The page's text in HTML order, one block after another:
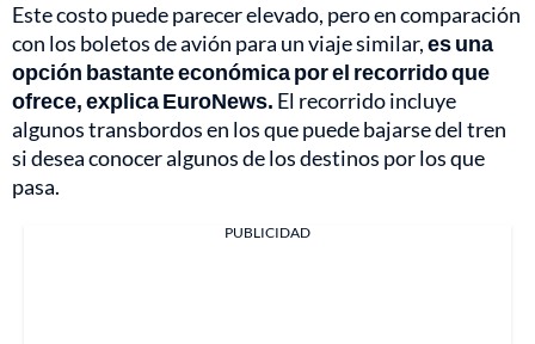
Este costo puede parecer elevado, pero en comparación
con los boletos de avión para un viaje similar,es una
opción bastante económica por el recorrido que
ofrece, explica EuroNews. El recorrido incluye
algunos transbordos en los que puede bajarse del tren
si desea conocer algunos de los destinos por los que
pasa.
PUBLICIDAD